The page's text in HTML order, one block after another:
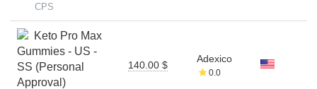
CPS
Keto Pro Max
Gummies - US -
SS (Personal
Approval)
140.00 $
Adexico
0.0